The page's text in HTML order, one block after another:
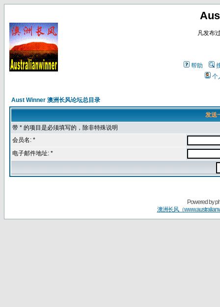
凡发布
帮助
个
Aust Winner 澳洲长风论坛总目录
发送
带 * 的项目是必须填写的，除非特殊说明
会员名: *
电子邮件地址: *
Powered by
澳洲长风（